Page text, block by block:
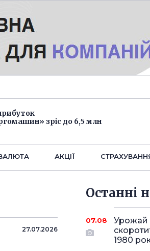
зріс до 6,5 млн
АКЦІЇ
27.07.2026
Останнi
07.08
Урожай
1980